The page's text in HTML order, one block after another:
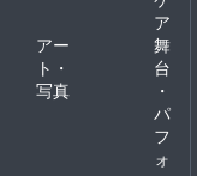
ア
アー
ト・
写真
舞
台
・
パ
フ
ォ